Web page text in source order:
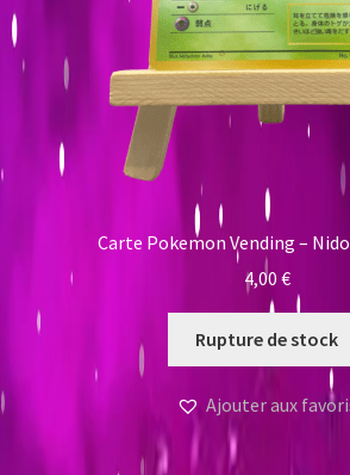
Carte Pokemon Vending –
4,00 €
Rupture de stock
Ajouter aux